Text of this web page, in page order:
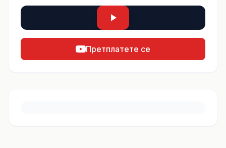
Претплатете се